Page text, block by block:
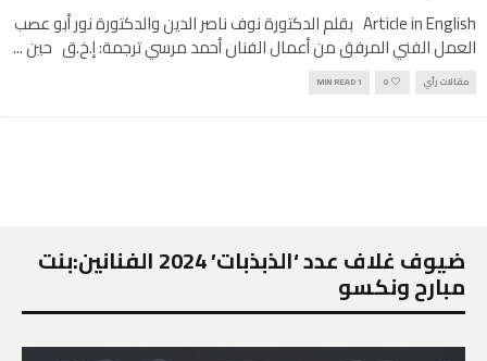
Article in English بقلم الدكتورة نوف ناصر الدين والدكتورة نور أبو عصب
العمل الفني المرفق من أعمال الفنان أحمد مرسي ترجمة: إ.خ.ق حين...
مقالات رأي 0
1 MIN READ
ضيوف غلاف عدد ‘الذبذبات’ 2024 الفنانين:بنت
مبارح ونكسو